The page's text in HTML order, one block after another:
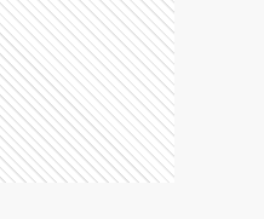
y respetuosa.